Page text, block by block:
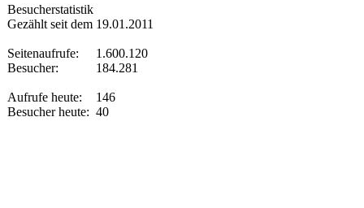
Besucherstatistik
Gezählt seit dem 19.01.2011
Seitenaufrufe:
Besucher:
Aufrufe heute:
Besucher heute:
1.600.120
184.281
146
40